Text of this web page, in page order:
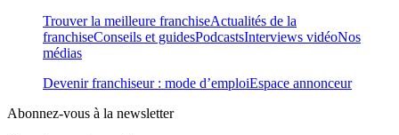
Trouver la meilleure franchiseActualités de la
franchiseConseils et guidesPodcastsInterviews vidéoNos
médias
Devenir franchiseur : mode d’emploiEspace annonceur
Abonnez-vous à la newsletter